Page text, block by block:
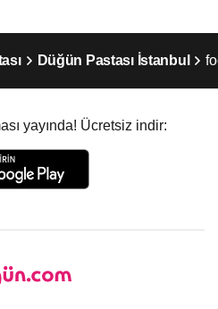
Düğün Pastası İstanbul
yayında! Ücretsiz indir: